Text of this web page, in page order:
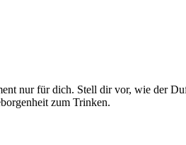
nur für dich. Stell dir vor, wie der
zum Trinken.